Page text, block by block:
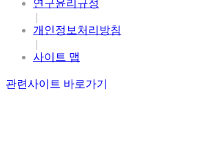
연구윤리규정
|
개인정보처리방침
|
사이트 맵
관련사이트 바로가기